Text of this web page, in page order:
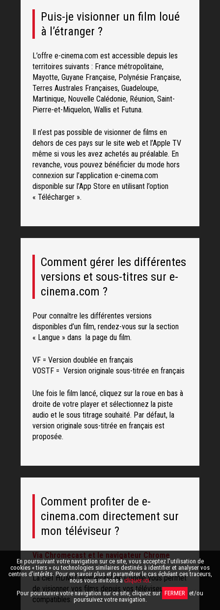
En poursuivant votre navigation sur ce site, vous acceptez l'utilisation de
cookies « tiers » ou technologies similaires destinés à identifier et analyser vos
centres d’intérêts. Pour en savoir plus et paramétrer le cas échéant ces traceurs,
nous vous invitons à cliquer ici.
Pour poursuivre votre navigation sur ce site, cliquez sur FERMER et/ou
poursuivez votre navigation.
Puis-je visionner un film loué
à l’étranger ?
L’offre e-cinema.com est accessible depuis les
territoires suivants : France métropolitaine,
Mayotte, Guyane Française, Polynésie Française,
Terres Australes Françaises, Guadeloupe,
Martinique, Nouvelle Calédonie, Réunion, Saint-
Pierre-et-Miquelon, Wallis et Futuna.
Il n’est pas possible de visionner de films en
dehors de ces pays sur le site web et l’Apple TV
même si vous les avez achetés au préalable. En
revanche, vous pouvez bénéficier du mode hors
connexion sur l’application e-cinema.com
disponible sur l’App Store en utilisant l’option
« Télécharger ».
Comment gérer les différentes
versions et sous-titres sur e-
cinema.com ?
Pour connaître les différentes versions
disponibles d’un film, rendez-vous sur la section
« Langue » dans la page du film.
VF = Version doublée en français
VOSTF = Version originale sous-titrée en français
Une fois le film lancé, cliquez sur la roue en bas à
droite de votre player et sélectionnez la piste
audio et le sous titrage souhaité. Par défaut, la
version originale sous-titrée en français est
proposée.
Comment profiter de e-
cinema.com directement sur
mon téléviseur ?
Via Chromecast et le navigateur Chrome
La clef HDMI Chromecast de Google vous permet
de visionner vos films depuis vos téléviseurs
compatibles.